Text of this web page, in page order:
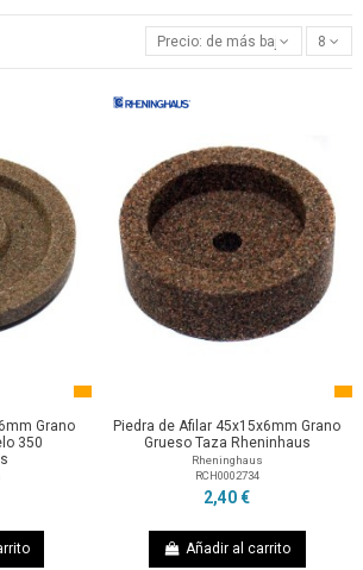
Precio: de más bajo a más alto
8
Grano
350
Piedra de Afilar 45x15x6mm Grano
Grueso Taza Rheninhaus
Rheninghaus
RCH0002734
2,40 €
Añadir al carrito